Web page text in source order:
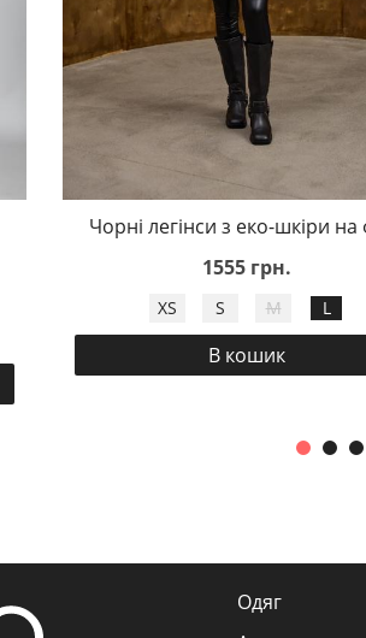
Чорні легінси з еко-шкіри на
1555 грн.
XS S M L
В кошик
Одяг